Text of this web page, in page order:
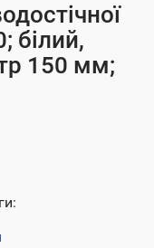
білий,
150 мм;